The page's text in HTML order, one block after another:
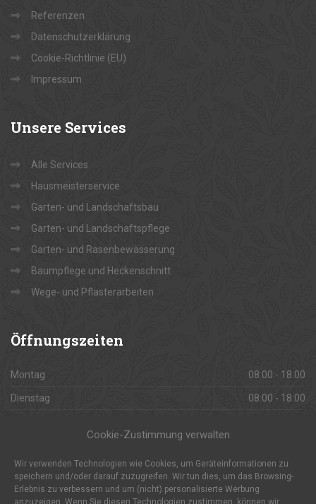
Cookie-Zustimmung verwalten
Wir verwenden Technologien wie Cookies, um Geräteinformationen zu
speichern und/oder darauf zuzugreifen. Wir tun dies, um das Browsing-
Erlebnis zu verbessern und um (nicht) personalisierte Werbung
anzuzeigen. Wenn Sie diesen Technologien zustimmen, können wir
Referenzen
Datenschutzerklärung
Cookie-Richtlinie (EU)
Impressum
Unsere Services
Alle Services
Hausmeisterservice
Garten- und Landschaftsbau
Garten- und Landschaftspflege
Garten- und Rasenbewässerung
Baumpflege und Heckenschnitt
Wege- und Pflasterarbeiten
Öffnungszeiten
Montag 08:00 - 18:00
Dienstag 08:00 - 18:00
Freitag 08:00 - 18:00
Samstag 08:00 - 18:00